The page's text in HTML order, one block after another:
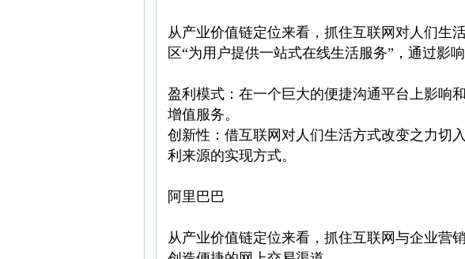
从产业价值链定位来看，抓住互联网对人们生
区“为用户提供一站式在线生活服务”，通过影
盈利模式：在一个巨大的便捷沟通平台上影响
增值服务。
创新性：借互联网对人们生活方式改变之力切
利来源的实现方式。
阿里巴巴
从产业价值链定位来看，抓住互联网与企业营